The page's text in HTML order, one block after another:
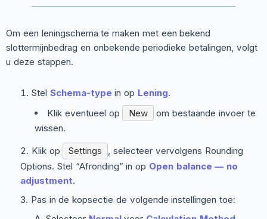
Om een leningschema te maken met een bekend
slottermijnbedrag en onbekende periodieke betalingen, volgt
u deze stappen.
Stel Schema‑type in op Lening.
Klik eventueel op
New
om bestaande invoer te
wissen.
Klik op
Settings , selecteer vervolgens Rounding
Options. Stel “Afronding” in op Open balance — no
adjustment.
Pas in de kopsectie de volgende instellingen toe: